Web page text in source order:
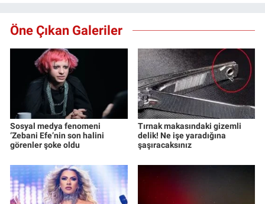
Öne Çıkan Galeriler
Sosyal medya fenomeni
‘Zebani Efe’nin son halini
görenler şoke oldu
Tırnak makasındaki gizemli
delik! Ne işe yaradığına
şaşıracaksınız